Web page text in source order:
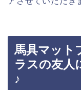
馬具マット
ラスの友人
♪